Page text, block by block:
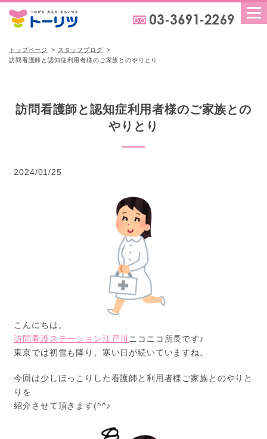
トップページ
スタッフブログ
訪問看護師と認知症利用者様のご家族とのやりとり
訪問看護師と認知症利用者様のご家族との
やりとり
2024/01/25
こんにちは。
訪問看護ステーション江戸川 ニコニコ所長です♪
東京では初雪も降り、寒い日が続いていますね。
今回は少しほっこりした看護師と利用者様ご家族とのやりと
りを
紹介させて頂きます(^^♪